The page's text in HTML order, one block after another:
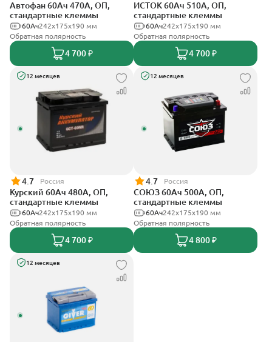
Автофан 60Ач 470А, ОП,
стандартные клеммы
242х175х190 мм
60Ач
Обратная полярность
4 700 ₽
ИСТОК 60Ач 510А, ОП,
стандартные клеммы
242x175x190 мм
60Ач
Обратная полярность
4 700 ₽
12 месяцев
4.7 Россия
Курский 60Ач 480А, ОП,
стандартные клеммы
242x175x190 мм
60Ач
Обратная полярность
4 700 ₽
12 месяцев
4.7 Россия
СОЮЗ 60Ач 500А, ОП,
стандартные клеммы
242x175x190 мм
60Ач
Обратная полярность
4 800 ₽
12 месяцев